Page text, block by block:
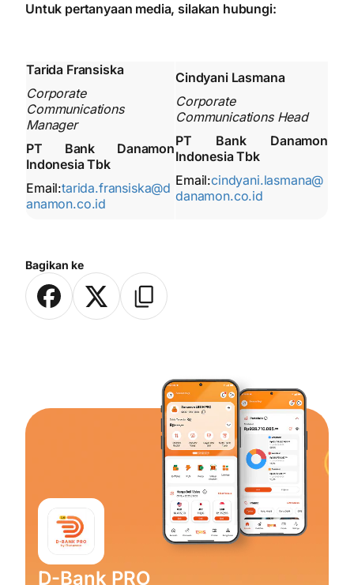
Bagikan ke
Untuk pertanyaan media, silakan hubungi:
Tarida Fransiska
Corporate
Communications
Manager
PT Bank Danamon
Indonesia Tbk
Email:tarida.fransiska@d
anamon.co.id
Cindyani Lasmana
Corporate
Communications Head
PT Bank Danamon
Indonesia Tbk
Email:cindyani.lasmana@
danamon.co.id
D-Bank PRO